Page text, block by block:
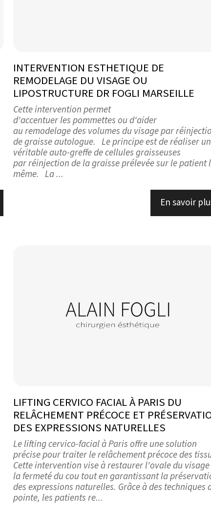
INTERVENTION ESTHETIQUE DE
REMODELAGE DU VISAGE OU
LIPOSTRUCTURE DR FOGLI MARSEILLE
Cette intervention permet
d'accentuer les pommettes ou d'aider
au remodelage des volumes du visage par
de graisse autologue. Le principe est de réaliser
véritable auto-greffe de cellules graisseuses
par réinjection de la graisse prélevée sur le patient
même. La ...
En savoir
LIFTING CERVICO FACIAL À PARIS DU
RELÂCHEMENT PRÉCOCE ET
DES EXPRESSIONS NATURELLES
Le lifting cervico-facial à Paris offre une solution
précise pour traiter le relâchement précoce des
Cette intervention vise à restaurer l'ovale du
la fermeté du cou tout en garantissant la
des expressions naturelles. Grâce à des techniques
pointe, les patients re...